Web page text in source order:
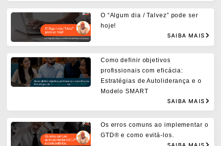
O “Algum dia / Talvez” pode ser
hoje!
SAIBA MAIS
Como definir objetivos
profissionais com eficácia:
Estratégias de Autoliderança e o
Modelo SMART
SAIBA MAIS
Os erros comuns ao implementar o
GTD® e como evitá-los.